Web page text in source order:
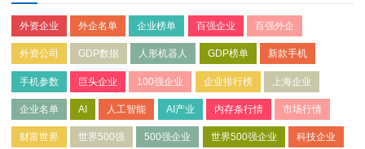
外资企业 外企名单 企业榜单 百强企业 百强外企
外资公司 GDP数据 人形机器人 GDP榜单 新款手机
手机参数 巨头企业 100强企业 企业排行榜 上海企业
企业名单 AI 人工智能 AI产业 内存条行情 市场行情
财富世界 世界500强 500强企业 世界500强企业 科技企业